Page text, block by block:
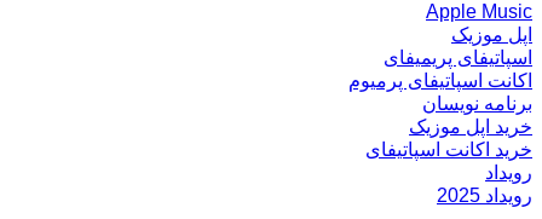
Apple Music
اپل موزیک
اسپاتیفای پریمیفای
اکانت اسپاتیفای پرمیوم
برنامه نویسان
خرید اپل موزیک
خرید اکانت اسپاتیفای
رویداد
رویداد 2025